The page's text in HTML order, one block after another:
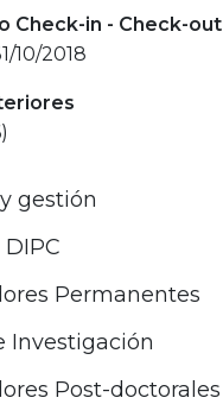
Check-in - Check-out
10/2018
gestión
Permanentes
Investigación
Post-doctorales